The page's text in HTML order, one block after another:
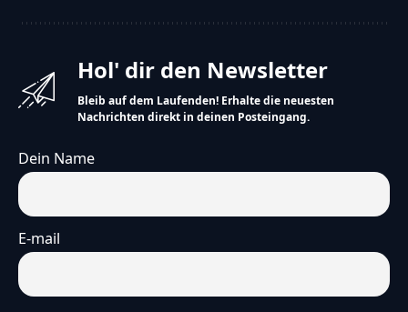
Hol' dir den Newsletter
Bleib auf dem Laufenden! Erhalte die neuesten
Nachrichten direkt in deinen Posteingang.
Dein Name
E-mail